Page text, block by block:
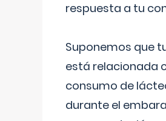
respuesta a tu
Suponemos que
está relacionada
consumo de
durante el